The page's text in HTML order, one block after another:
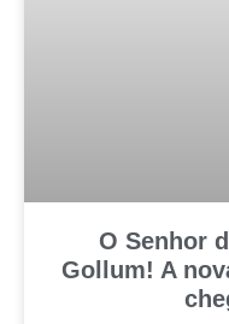
O Senhor
Gollum! A